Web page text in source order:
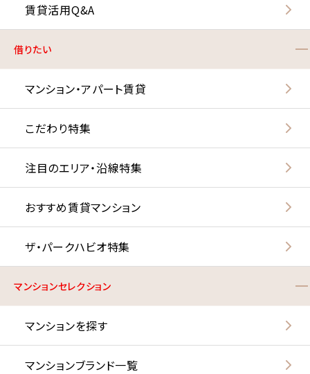
賃貸活用Q&A
借りたい
マンション・アパート賃貸
こだわり特集
注目のエリア・沿線特集
おすすめ賃貸マンション
ザ・パークハビオ特集
マンションセレクション
マンションを探す
マンションブランド一覧